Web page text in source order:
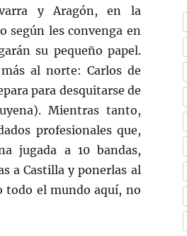
y Aragón, en la
según les convenga en
su pequeño papel.
al norte: Carlos de
para desquitarse de
Mientras tanto,
profesionales que,
jugada a 10 bandas,
a Castilla y ponerlas al
todo el mundo aquí, no